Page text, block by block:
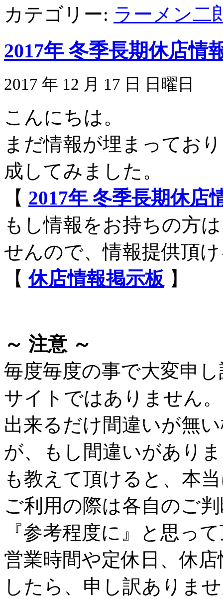
カテゴリー: ラーメン二
2017年 冬季長期休店情
2017 年 12 月 17 日 日曜日
こんにちは。
まだ情報が埋まってお
成してみました。
【 2017年 冬季長期休店
もし情報をお持ちの方
せんので、情報提供頂
【休店情報掲示板 】
～ 注意 ～
毎度毎度の事で大変申
サイトではありません。
出来るだけ間違いが無
が、もし間違いがあり
も教えて頂けると、本
ご利用の際は各自のご
『参考程度に』と思っ
営業時間や定休日、休
したら、申し訳ありま